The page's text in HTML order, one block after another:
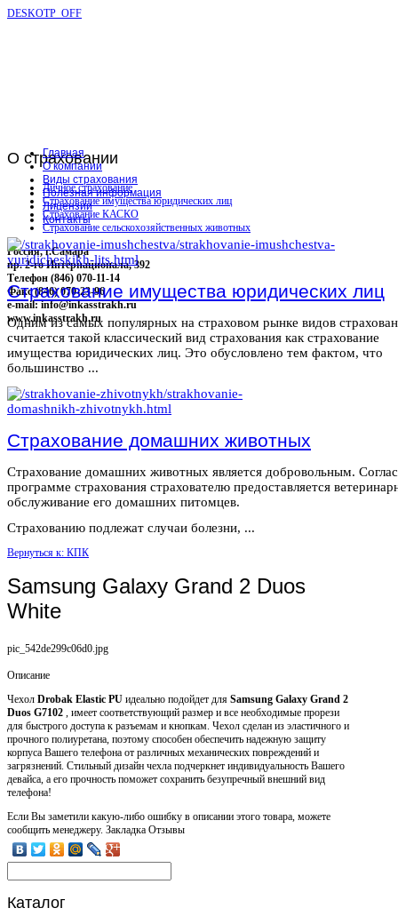
DESKOTP_OFF
О страховании
Личное страхование
Страхование имущества юридических лиц
Страхование КАСКО
Страхование сельскохозяйственных животных
Россия, г.Самара
пр. 2-го Интернационала, 392
Телефон (846) 070-11-14
Факс (846) 070-23-96
e-mail: info@inkasstrakh.ru
www.inkasstrakh.ru
Главная
О компании
Виды страхования
Полезная информация
Лицензии
Контакты
Страхование имущества юридических лиц
Одним из самых популярных на страховом рынке видов
считается такой классический вид страхования как страхование
имущества юридических лиц. Это обусловлено тем фактом, что
большинство ...
Страхование домашних животных
Страхование домашних животных является добровольным.
программе страхования страхователю предоставляется
обслуживание его домашних питомцев.
Страхованию подлежат случаи болезни, ...
Вернуться к: КПК
Samsung Galaxy Grand 2 Duos
White
pic_542de299c06d0.jpg
Описание
Чехол Drobak Elastic PU идеально подойдет для Samsung Galaxy Grand 2
Duos G7102 , имеет соответствующий размер и все необходимые прорези
для быстрого доступа к разъемам и кнопкам. Чехол сделан из эластичного и
прочного полиуретана, поэтому способен обеспечить надежную защиту
корпуса Вашего телефона от различных механических повреждений и
загрязнений. Стильный дизайн чехла подчеркнет индивидуальность Вашего
девайса, а его прочность поможет сохранить безупречный внешний вид
телефона!
Если Вы заметили какую-либо ошибку в описании этого товара, можете
сообщить менеджеру. Закладка Отзывы
Каталог